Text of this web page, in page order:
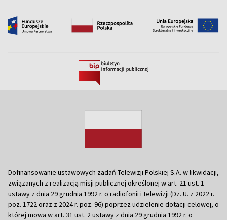
Dofinansowanie ustawowych zadań Telewizji Polskiej S.A. w likwidacji,
związanych z realizacją misji publicznej określonej w art. 21 ust. 1
ustawy z dnia 29 grudnia 1992 r. o radiofonii i telewizji (Dz. U. z 2022 r.
poz. 1722 oraz z 2024 r. poz. 96) poprzez udzielenie dotacji celowej, o
której mowa w art. 31 ust. 2 ustawy z dnia 29 grudnia 1992 r. o